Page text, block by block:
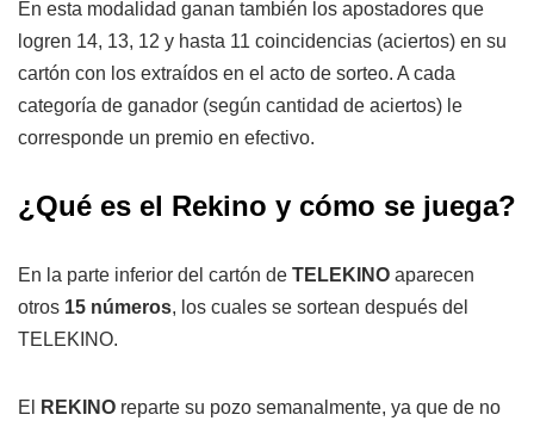
En esta modalidad ganan también los apostadores que
logren 14, 13, 12 y hasta 11 coincidencias (aciertos) en su
cartón con los extraídos en el acto de sorteo. A cada
categoría de ganador (según cantidad de aciertos) le
corresponde un premio en efectivo.
¿Qué es el Rekino y cómo se juega?
En la parte inferior del cartón de TELEKINO aparecen
otros 15 números, los cuales se sortean después del
TELEKINO.
El REKINO reparte su pozo semanalmente, ya que de no